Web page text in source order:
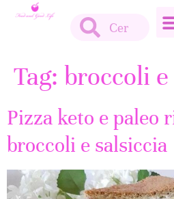
Tag: broccoli
Pizza keto e paleo
broccoli e salsiccia